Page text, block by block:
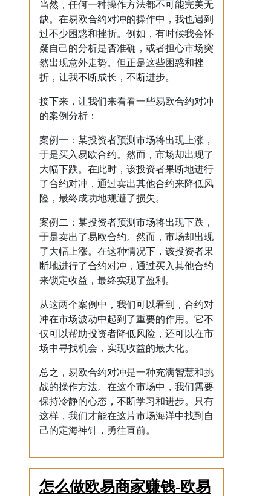
当然，任何一种操作方法都不可能完美无
缺。在易欧合约对冲的操作中，我也遇到
过不少困惑和挫折。例如，有时候我会怀
疑自己的分析是否准确，或者担心市场突
然出现意外走势。但正是这些困惑和挫
折，让我不断成长，不断进步。
接下来，让我们来看看一些易欧合约对冲
的案例分析：
案例一：某投资者预测市场将出现上涨，
于是买入易欧合约。然而，市场却出现了
大幅下跌。在此时，该投资者果断地进行
了合约对冲，通过卖出其他合约来降低风
险，最终成功地规避了损失。
案例二：某投资者预测市场将出现下跌，
于是卖出了易欧合约。然而，市场却出现
了大幅上涨。在这种情况下，该投资者果
断地进行了合约对冲，通过买入其他合约
来锁定收益，最终实现了盈利。
从这两个案例中，我们可以看到，合约对
冲在市场波动中起到了重要的作用。它不
仅可以帮助投资者降低风险，还可以在市
场中寻找机会，实现收益的最大化。
总之，易欧合约对冲是一种充满智慧和挑
战的操作方法。在这个市场中，我们需要
保持冷静的心态，不断学习和进步。只有
这样，我们才能在这片市场海洋中找到自
己的定海神针，勇往直前。
怎么做欧易商家赚钱-欧易